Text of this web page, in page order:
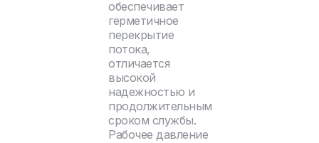
обеспечивает
герметичное
перекрытие
потока,
отличается
высокой
надежностью и
продолжительным
сроком службы.
Рабочее давление